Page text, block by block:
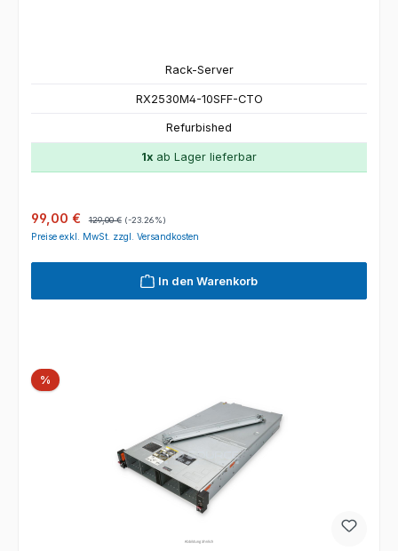
Rack-Server
RX2530M4-10SFF-CTO
Refurbished
1x ab Lager lieferbar
Verkaufspreis:
99,00 € Regulärer Preis:
129,00 € (-23.26%)
Preise exkl. MwSt. zzgl. Versandkosten
In den Warenkorb
%Rabatt